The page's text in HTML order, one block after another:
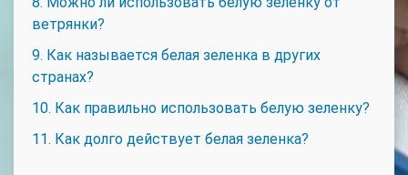
ветрянки?
9. Как называется белая зеленка в других
странах?
10. Как правильно использовать белую зеленку?
11. Как долго действует белая зеленка?